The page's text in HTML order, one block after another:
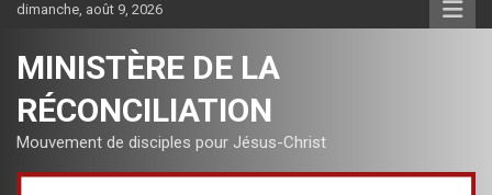
dimanche, août 9, 2026
MINISTÈRE DE LA
RÉCONCILIATION
Mouvement de disciples pour Jésus-Christ